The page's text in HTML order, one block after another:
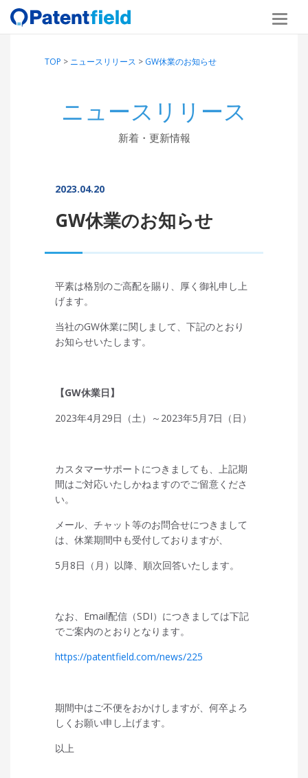
TOP > ニュースリリース > GW休業のお知らせ
ニュースリリース
新着・更新情報
2023.04.20
GW休業のお知らせ
平素は格別のご高配を賜り、厚く御礼申し上
げます。
当社のGW休業に関しまして、下記のとおり
お知らせいたします。
【GW休業日】
2023年4月29日（土）～2023年5月7日（日）
カスタマーサポートにつきましても、上記期
間はご対応いたしかねますのでご留意くださ
い。
メール、チャット等のお問合せにつきまして
は、休業期間中も受付しておりますが、
5月8日（月）以降、順次回答いたします。
なお、Email配信（SDI）につきましては下記
でご案内のとおりとなります。
https://patentfield.com/news/225
期間中はご不便をおかけしますが、何卒よろ
しくお願い申し上げます。
以上